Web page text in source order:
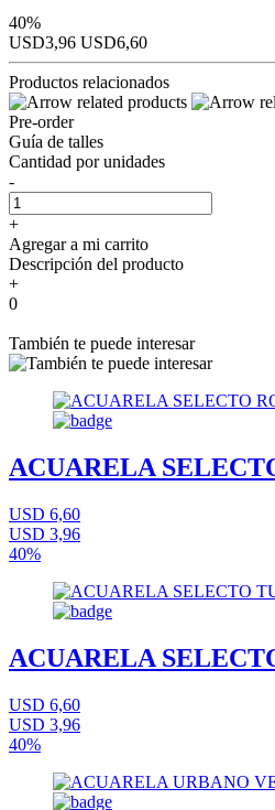
40%
USD3,96 USD6,60
Productos relacionados
Pre-order
Guía de talles
Cantidad por unidades
-
+
Agregar a mi carrito
Descripción del producto
+
0
También te puede interesar
ACUARELA
USD 6,60
USD 3,96
40%
ACUARELA
USD 6,60
USD 3,96
40%